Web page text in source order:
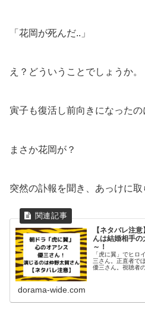
「花岡が死んだ..」
え？どういうことでしょうか。
寅子も復活し前向きになったの
まさか花岡が？
突然の訃報を聞き、あっけに取
【ネタバレ注
んは結婚相手
～！
「虎に翼」でヒロ
三さん。正直者で
優三さん。視聴者
dorama-wide.com